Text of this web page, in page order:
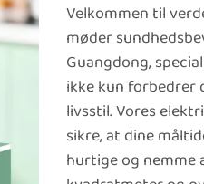
Velkommen til
møder
Guangdong,
ikke kun forbedrer
livsstil. Vores
sikre, at dine
hurtige og nemme